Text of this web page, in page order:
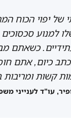
של יפוי הכוח
למנוע סכסוכים
כשאתם
כיום, אתם
קשות ומריבות
עו”ד לענייני